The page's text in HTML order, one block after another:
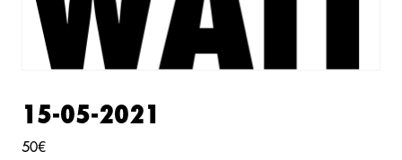
15-05-2021
50€